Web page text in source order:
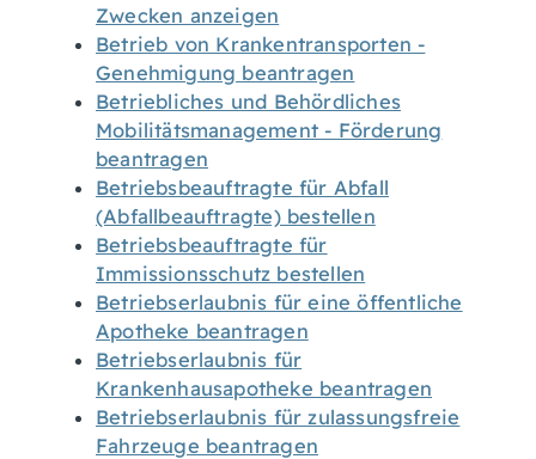
Zwecken anzeigen
Betrieb von Krankentransporten -
Genehmigung beantragen
Betriebliches und Behördliches
Mobilitätsmanagement - Förderung
beantragen
Betriebsbeauftragte für Abfall
(Abfallbeauftragte) bestellen
Betriebsbeauftragte für
Immissionsschutz bestellen
Betriebserlaubnis für eine öffentliche
Apotheke beantragen
Betriebserlaubnis für
Krankenhausapotheke beantragen
Betriebserlaubnis für zulassungsfreie
Fahrzeuge beantragen